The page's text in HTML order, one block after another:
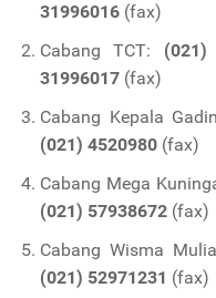
31996016(fax)
Cabang TCT: (021)
31996017(fax)
Cabang Kepala
(021) 4520980(fax)
Cabang Mega
(021) 57938672(fax)
Cabang Wisma
(021) 52971231 (fax)